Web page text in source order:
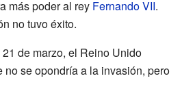
más poder al rey Fernando VII.
no tuvo éxito.
de marzo, el Reino Unido
no se opondría a la invasión, pero